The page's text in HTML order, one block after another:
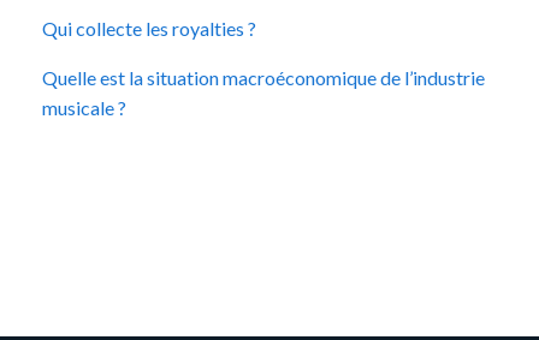
Qui collecte les royalties ?
Quelle est la situation macroéconomique de l’industrie
musicale ?